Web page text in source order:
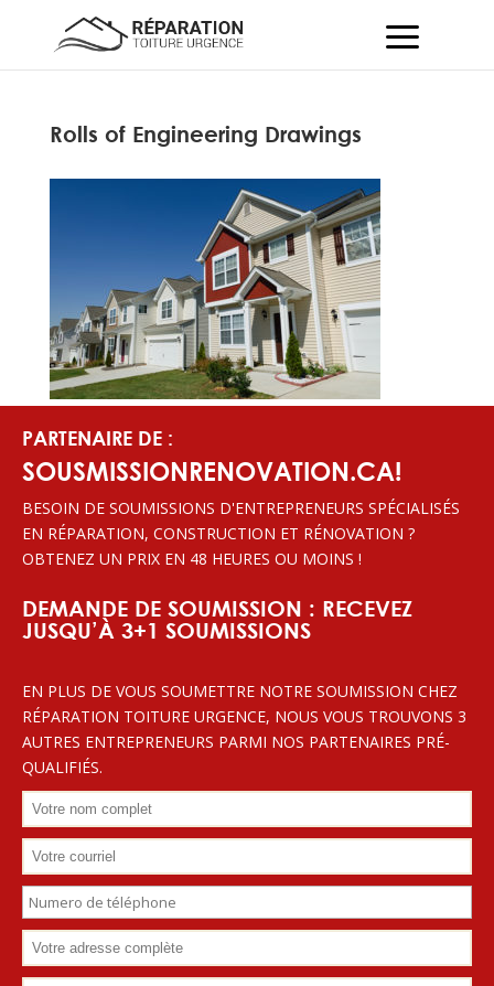
Rolls of Engineering Drawings
PARTENAIRE DE :
SOUSMISSIONRENOVATION.CA!
BESOIN DE SOUMISSIONS D'ENTREPRENEURS SPÉCIALISÉS
EN RÉPARATION, CONSTRUCTION ET RÉNOVATION ?
OBTENEZ UN PRIX EN 48 HEURES OU MOINS !
DEMANDE DE SOUMISSION : RECEVEZ
JUSQU’À 3+1 SOUMISSIONS
EN PLUS DE VOUS SOUMETTRE NOTRE SOUMISSION CHEZ
RÉPARATION TOITURE URGENCE, NOUS VOUS TROUVONS 3
AUTRES ENTREPRENEURS PARMI NOS PARTENAIRES PRÉ-
QUALIFIÉS.